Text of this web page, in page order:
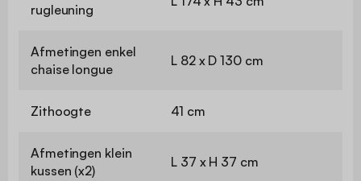
rugleuning
Afmetingen enkel
chaise longue
L 82 x D 130 cm
Zithoogte 41 cm
Afmetingen klein
kussen (x2)
L 37 x H 37 cm